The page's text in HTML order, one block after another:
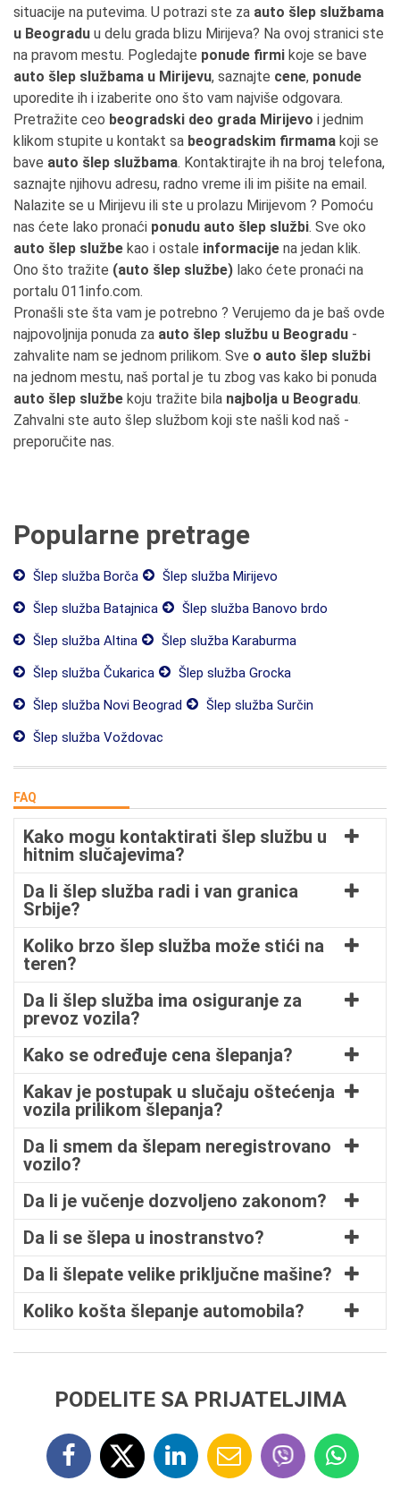
situacije na putevima. U potrazi ste za auto šlep službama
u Beogradu u delu grada blizu Mirijeva? Na ovoj stranici ste
na pravom mestu. Pogledajte ponude firmi koje se bave
auto šlep službama u Mirijevu, saznajte cene, ponude
uporedite ih i izaberite ono što vam najviše odgovara.
Pretražite ceo beogradski deo grada Mirijevo i jednim
klikom stupite u kontakt sa beogradskim firmama koji se
bave auto šlep službama. Kontaktirajte ih na broj telefona,
saznajte njihovu adresu, radno vreme ili im pišite na email.
Nalazite se u Mirijevu ili ste u prolazu Mirijevom ? Pomoću
nas ćete lako pronaći ponudu auto šlep službi. Sve oko
auto šlep službe kao i ostale informacije na jedan klik.
Ono što tražite (auto šlep službe) lako ćete pronaći na
portalu 011info.com.
Pronašli ste šta vam je potrebno ? Verujemo da je baš ovde
najpovoljnija ponuda za auto šlep službu u Beogradu -
zahvalite nam se jednom prilikom. Sve o auto šlep službi
na jednom mestu, naš portal je tu zbog vas kako bi ponuda
auto šlep službe koju tražite bila najbolja u Beogradu.
Zahvalni ste auto šlep službom koji ste našli kod naš -
preporučite nas.
Popularne pretrage
Šlep služba Borča
Šlep služba Mirijevo
Šlep služba Batajnica
Šlep služba Banovo brdo
Šlep služba Altina
Šlep služba Karaburma
Šlep služba Čukarica
Šlep služba Grocka
Šlep služba Novi Beograd
Šlep služba Surčin
Šlep služba Voždovac
FAQ
Kako mogu kontaktirati šlep službu u
hitnim slučajevima?
Da li šlep služba radi i van granica
Srbije?
Koliko brzo šlep služba može stići na
teren?
Da li šlep služba ima osiguranje za
prevoz vozila?
Kako se određuje cena šlepanja?
Kakav je postupak u slučaju oštećenja
vozila prilikom šlepanja?
Da li smem da šlepam neregistrovano
vozilo?
Da li je vučenje dozvoljeno zakonom?
Da li se šlepa u inostranstvo?
Da li šlepate velike priključne mašine?
Koliko košta šlepanje automobila?
PODELITE SA PRIJATELJIMA